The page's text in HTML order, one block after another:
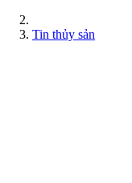
Tin thủy sản